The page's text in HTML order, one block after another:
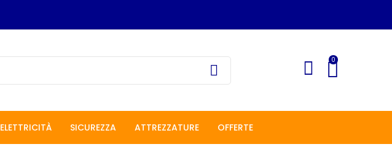
0
ELETTRICITÀ SICUREZZA ATTREZZATURE OFFERTE